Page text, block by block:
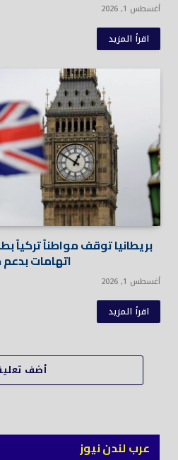
أغسطس 1, 2026
اقرأ المزيد
بريطانيا توقف مواطناً تركياً
اتهامات
أغسطس 1, 2026
اقرأ المزيد
أضف
عرب لندن نيوز